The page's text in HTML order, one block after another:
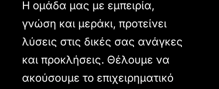
Η ομάδα μας με εμπειρία,
γνώση και μεράκι, προτείνει
λύσεις στις δικές σας ανάγκες
και προκλήσεις. Θέλουμε να
ακούσουμε το επιχειρηματικό